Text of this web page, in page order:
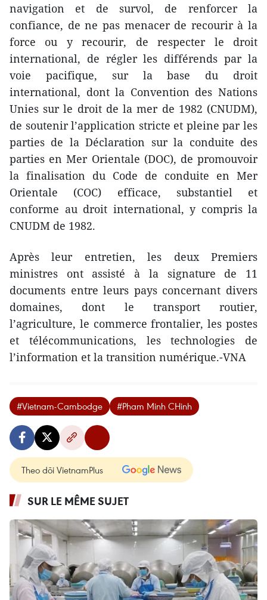
navigation et de survol, de renforcer la
confiance, de ne pas menacer de recourir à la
force ou y recourir, de respecter le droit
international, de régler les différends par la
voie pacifique, sur la base du droit
international, dont la Convention des Nations
Unies sur le droit de la mer de 1982 (CNUDM),
de soutenir l’application stricte et pleine par les
parties de la Déclaration sur la conduite des
parties en Mer Orientale (DOC), de promouvoir
la finalisation du Code de conduite en Mer
Orientale (COC) efficace, substantiel et
conforme au droit international, y compris la
CNUDM de 1982.
Après leur entretien, les deux Premiers
ministres ont assisté à la signature de 11
documents entre leurs pays concernant divers
domaines, dont le transport routier,
l’agriculture, le commerce frontalier, les postes
et télécommunications, les technologies de
l’information et la transition numérique.-VNA
#Vietnam-Cambodge #Pham Minh CHinh
Theo dõi VietnamPlus
SUR LE MÊME SUJET